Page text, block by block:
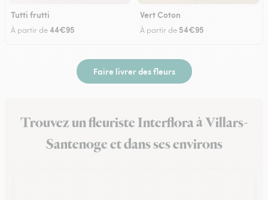
Tutti frutti
À partir de44€95
Vert Coton
À partir de 54€95
Faire livrer des fleurs
Trouvez un fleuriste Interflora à Villars-
Santenoge et dans ses environs